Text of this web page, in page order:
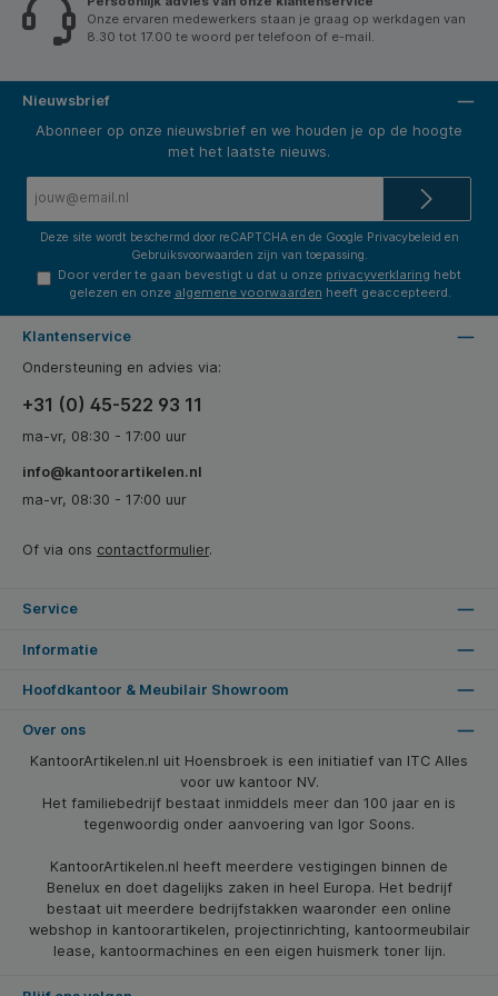
Onze ervaren medewerkers staan je graag op werkdagen van
8.30 tot 17.00 te woord per telefoon of e-mail.
Nieuwsbrief
Abonneer op onze nieuwsbrief en we houden je op de hoogte
met het laatste nieuws.
Deze site wordt beschermd door reCAPTCHA en de Google Privacybeleid en
Gebruiksvoorwaarden zijn van toepassing.
Door verder te gaan bevestigt u dat u onze privacyverklaring hebt
gelezen en onze algemene voorwaarden heeft geaccepteerd.
Klantenservice
Ondersteuning en advies via:
+31 (0) 45-522 93 11
ma-vr, 08:30 - 17:00 uur
info@kantoorartikelen.nl
ma-vr, 08:30 - 17:00 uur
Of via ons contactformulier.
Service
Informatie
Hoofdkantoor & Meubilair Showroom
Over ons
KantoorArtikelen.nl uit Hoensbroek is een initiatief van ITC Alles
voor uw kantoor NV.
Het familiebedrijf bestaat inmiddels meer dan 100 jaar en is
tegenwoordig onder aanvoering van Igor Soons.
KantoorArtikelen.nl heeft meerdere vestigingen binnen de
Benelux en doet dagelijks zaken in heel Europa. Het bedrijf
bestaat uit meerdere bedrijfstakken waaronder een online
webshop in kantoorartikelen, projectinrichting, kantoormeubilair
lease, kantoormachines en een eigen huismerk toner lijn.